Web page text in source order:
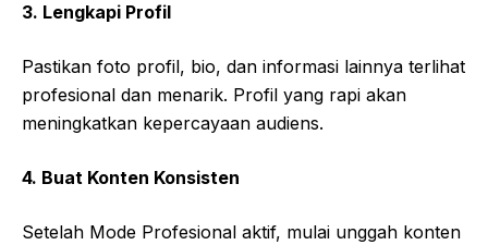
3. Lengkapi Profil
Pastikan foto profil, bio, dan informasi lainnya terlihat
profesional dan menarik. Profil yang rapi akan
meningkatkan kepercayaan audiens.
4. Buat Konten Konsisten
Setelah Mode Profesional aktif, mulai unggah konten